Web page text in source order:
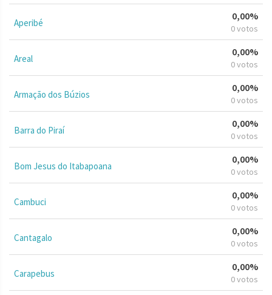
Aperibé
0,00%
0 votos
Areal
0,00%
0 votos
Armação dos Búzios
0,00%
0 votos
Barra do Piraí
0,00%
0 votos
Bom Jesus do Itabapoana
0,00%
0 votos
Cambuci
0,00%
0 votos
Cantagalo
0,00%
0 votos
Carapebus
0,00%
0 votos